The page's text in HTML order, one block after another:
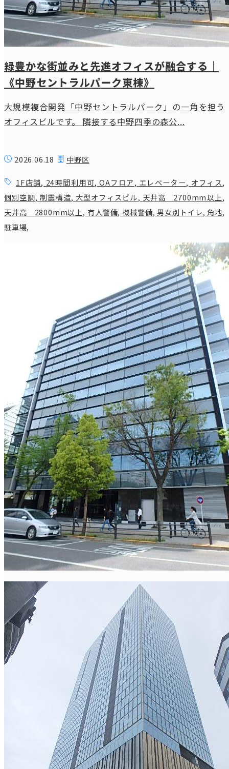
緑豊かな街並みと先進オフィスが融合する｜
《中野セントラルパーク東棟》
大規模複合開発「中野セントラルパーク」の一角を担う
オフィスビルです。 隣接する中野四季の森公...
2026.06.18 中野区
1F店舗, 24時間利用可,OAフロア, エレベーター, オフィス,
個別空調, 制震構造, 大型オフィスビル, 天井高 2700mm以上,
天井高 2800mm以上, 有人警備, 機械警備,男女別トイレ, 角地,
駐車場,